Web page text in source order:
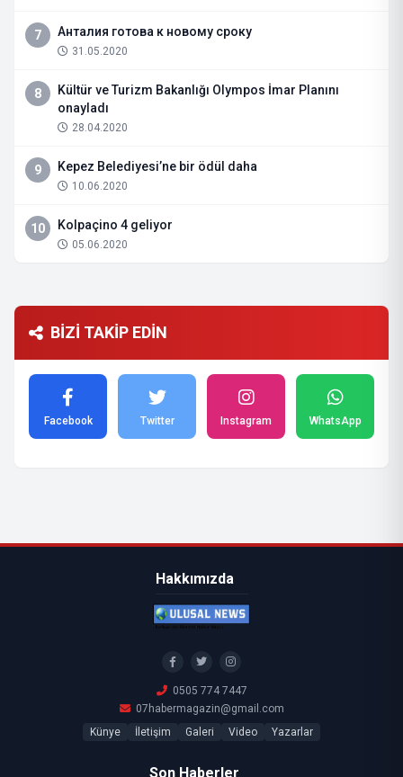
7 Анталия готова к новому сроку
31.05.2020
8
Kültür ve Turizm Bakanlığı Olympos İmar Planını
onayladı
28.04.2020
9 Kepez Belediyesi’ne bir ödül daha
10.06.2020
10 Kolpaçino 4 geliyor
05.06.2020
BİZİ TAKİP EDİN
Facebook Twitter Instagram WhatsApp
Hakkımızda
0505 774 7447
07habermagazin@gmail.com
Künye
İletişim Galeri Video Yazarlar
Son Haberler